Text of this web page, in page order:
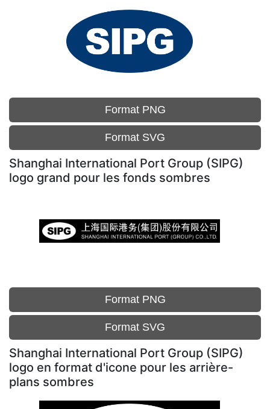
Format PNG
Format SVG
Shanghai International Port Group (SIPG)
logo grand pour les fonds sombres
Format PNG
Format SVG
Shanghai International Port Group (SIPG)
logo en format d'icone pour les arrière-
plans sombres